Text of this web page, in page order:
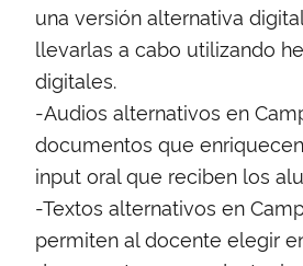
una versión alternativa
llevarlas a cabo utilizando
digitales.
-Audios alternativos en
documentos que
input oral que reciben los
-Textos alternativos en
permiten al docente elegir